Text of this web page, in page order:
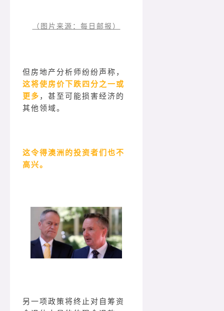
（图片来源：每日邮报）
但房地产分析师纷纷声称，
这将使房价下跌四分之一或
更多 ，甚至可能损害经济的
其他领域。
这令得澳洲的投资者们也不
高兴。
另一项政策将终止对自筹资